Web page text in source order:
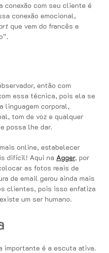
conexão com seu cliente é
conexão emocional,
que vem do francês e
então com
essa técnica, pois ela se
linguagem corporal,
tom de voz e qualquer
possa lhe dar.
online, estabelecer
difícil! Aqui na Agger, por
as fotos reais de
de email gerou ainda mais
clientes, pois isso enfatiza
um ser humano.
importante é a escuta ativa.